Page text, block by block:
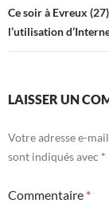
Ce soir à Evreux
l’utilisation
LAISSER UN
Votre adresse e-
sont indiqués avec *
Commentaire *